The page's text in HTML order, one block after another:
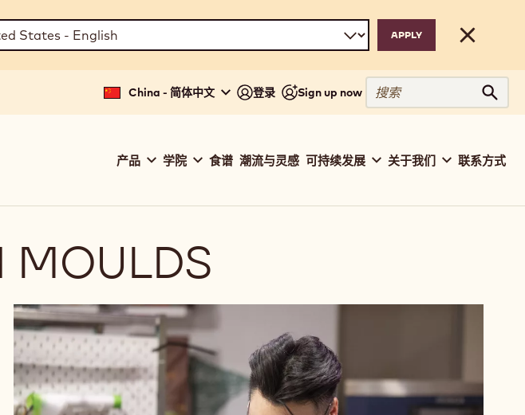
Close
China - 简体中文 登录 Sign up now
搜
索
搜索
navigation
产品 学院 食谱 潮流与灵感 可持续发展 关于我们 联系方式
MOULDS